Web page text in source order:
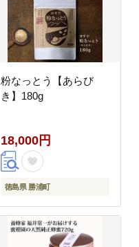
粉なっとう【あらび
き】180g
18,000円
徳島県 勝浦町